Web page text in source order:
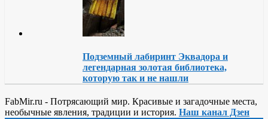
Подземный лабиринт Эквадора и
легендарная золотая библиотека,
которую так и не нашли
FabMir.ru - Потрясающий мир. Красивые и загадочные места,
необычные явления, традиции и история. Наш канал Дзен